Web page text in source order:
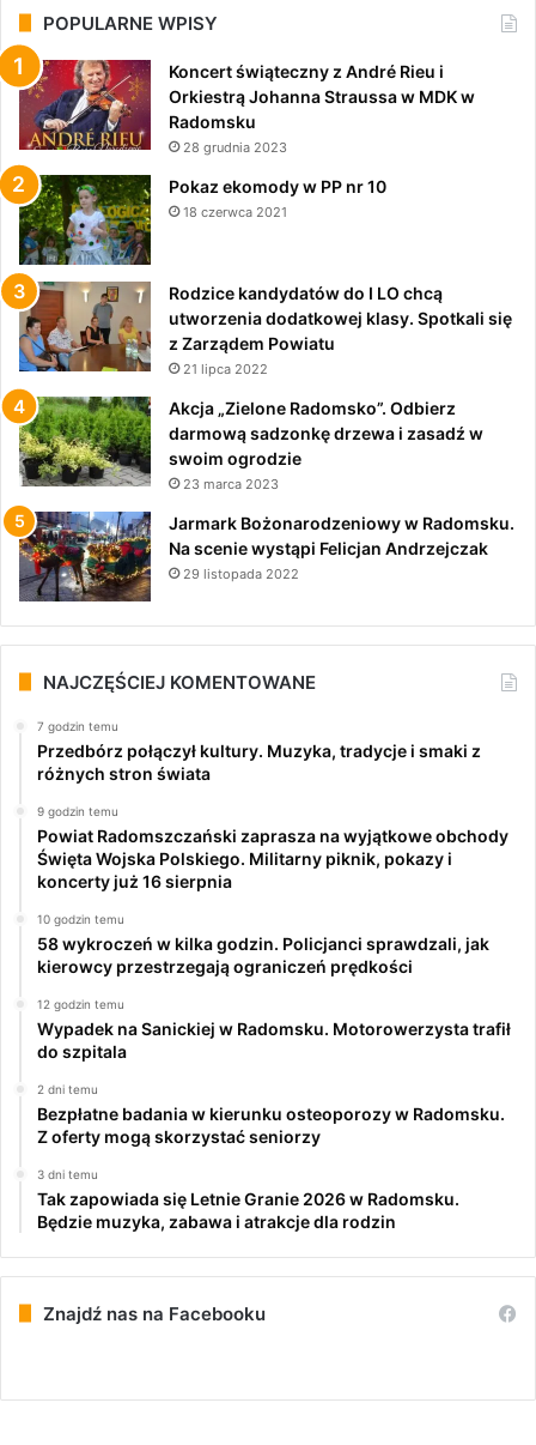
POPULARNE WPISY
Koncert świąteczny z André Rieu i
Orkiestrą Johanna Straussa w MDK w
Radomsku
28 grudnia 2023
Pokaz ekomody w PP nr 10
18 czerwca 2021
Rodzice kandydatów do I LO chcą
utworzenia dodatkowej klasy. Spotkali się
z Zarządem Powiatu
21 lipca 2022
Akcja „Zielone Radomsko”. Odbierz
darmową sadzonkę drzewa i zasadź w
swoim ogrodzie
23 marca 2023
Jarmark Bożonarodzeniowy w Radomsku.
Na scenie wystąpi Felicjan Andrzejczak
29 listopada 2022
NAJCZĘŚCIEJ KOMENTOWANE
7 godzin temu
Przedbórz połączył kultury. Muzyka, tradycje i smaki z
różnych stron świata
9 godzin temu
Powiat Radomszczański zaprasza na wyjątkowe obchody
Święta Wojska Polskiego. Militarny piknik, pokazy i
koncerty już 16 sierpnia
10 godzin temu
58 wykroczeń w kilka godzin. Policjanci sprawdzali, jak
kierowcy przestrzegają ograniczeń prędkości
12 godzin temu
Wypadek na Sanickiej w Radomsku. Motorowerzysta trafił
do szpitala
2 dni temu
Bezpłatne badania w kierunku osteoporozy w Radomsku.
Z oferty mogą skorzystać seniorzy
3 dni temu
Tak zapowiada się Letnie Granie 2026 w Radomsku.
Będzie muzyka, zabawa i atrakcje dla rodzin
Znajdź nas na Facebooku